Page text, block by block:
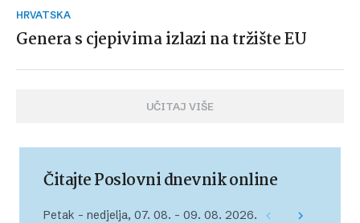
HRVATSKA
Genera s cjepivima izlazi na tržište EU
UČITAJ VIŠE
Čitajte Poslovni dnevnik online
Petak – nedjelja, 07. 08. – 09. 08. 2026.